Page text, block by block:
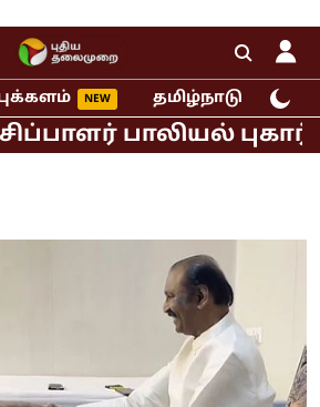
தமிழ்நாடு
பாலியல் புகார்!